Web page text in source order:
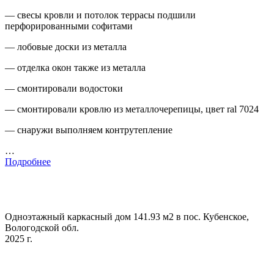
— свесы кровли и потолок террасы подшили
перфорированными софитами
— лобовые доски из металла
— отделка окон также из металла
— смонтировали водостоки
— смонтировали кровлю из металлочерепицы, цвет ral 7024
— снаружи выполняем контрутепление
…
Подробнее
Одноэтажный каркасный дом 141.93 м2 в пос. Кубенское,
Вологодской обл.
2025 г.